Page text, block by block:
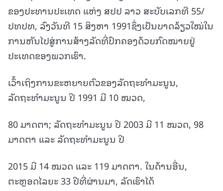
ຂອງປະທານປະເທດ ແຫ່ງ ສປປ ລາວ ສະບັບເລກທີ 55/
ປທປທ, ລົງວັນທີ 15 ສິງຫາ 1991ຊຶ່ງເປັນບາດລ້ຽວໃໝ່ໃນ
ການຫັນໄປສູ່ການສ້າງລັດທີ່ປົກຄອງດ້ວຍກົດໝາຍຢູ່
ປະເທດຂອງພວກເຮົາ.
ເວົ້າເຖິງການຂະຫຍາຍຕົວຂອງລັດຖະທຳມະນູນ,
ລັດຖະທຳມະນູນ ປີ 1991 ມີ 10 ໝວດ,
80 ມາດຕາ; ລັດຖະທຳມະນູນ ປີ 2003 ມີ 11 ໝວດ, 98
ມາດຕາ ແລະ ລັດຖະທຳມະນູນ ປີ
2015 ມີ 14 ໝວດ ແລະ 119 ມາດຕາ. ໃນດ້ານອື່ນ,
ຕະຫຼອດໄລຍະ 33 ປີທີ່ຜ່ານມາ, ລັດເຮົາໄດ້